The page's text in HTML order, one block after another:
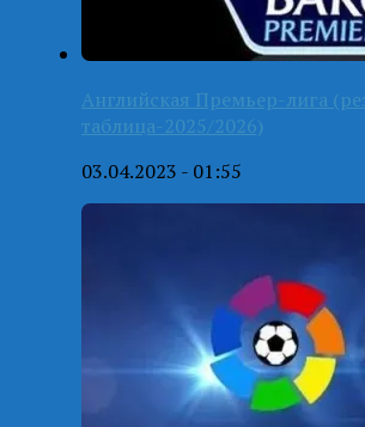
Английская Премьер-лига
таблица-2025/2026)
03.04.2023 - 01:55